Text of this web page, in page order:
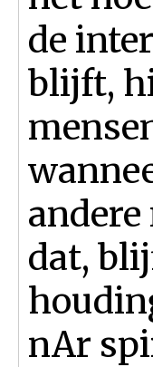
de
blijft,
dat,
nAr